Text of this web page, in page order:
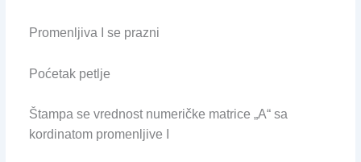
Promenljiva I se prazni
Poćetak petlje
Štampa se vrednost numeričke matrice „A“ sa
kordinatom promenljive I